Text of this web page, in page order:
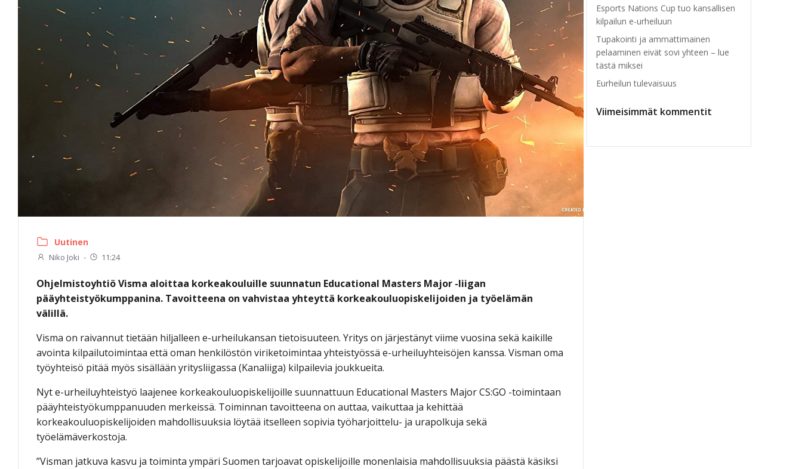
Uutinen
Niko Joki - 11:24
Ohjelmistoyhtiö Visma aloittaa korkeakouluille suunnatun Educational Masters Major -liigan
pääyhteistyökumppanina. Tavoitteena on vahvistaa yhteyttä korkeakouluopiskelijoiden ja työelämän
välillä.
Visma on raivannut tietään hiljalleen e-urheilukansan tietoisuuteen. Yritys on järjestänyt viime vuosina sekä kaikille
avointa kilpailutoimintaa että oman henkilöstön viriketoimintaa yhteistyössä e-urheiluyhteisöjen kanssa. Visman oma
työyhteisö pitää myös sisällään yritysliigassa (Kanaliiga) kilpailevia joukkueita.
Nyt e-urheiluyhteistyö laajenee korkeakouluopiskelijoille suunnattuun Educational Masters Major CS:GO -toimintaan
pääyhteistyökumppanuuden merkeissä. Toiminnan tavoitteena on auttaa, vaikuttaa ja kehittää
korkeakouluopiskelijoiden mahdollisuuksia löytää itselleen sopivia työharjoittelu- ja urapolkuja sekä
työelämäverkostoja.
”Visman jatkuva kasvu ja toiminta ympäri Suomen tarjoavat opiskelijoille monenlaisia mahdollisuuksia päästä käsiksi
Esports Nations Cup tuo kansallisen
kilpailun e-urheiluun
Tupakointi ja ammattimainen
pelaaminen eivät sovi yhteen – lue
tästä miksei
Eurheilun tulevaisuus
Viimeisimmät kommentit